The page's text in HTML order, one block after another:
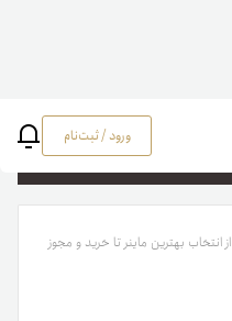
ورود / ثبت‌نام
انتخاب بهترین ماینر تا خرید و مجوز